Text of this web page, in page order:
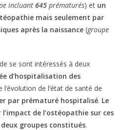
incluant645 prématurés) et un
mais seulement par
après la naissance (groupe
se sont intéressés à deux
d’hospitalisation des
l’évolution de l’état de santé de
par prématuré hospitalisé. Le
de l’ostéopathie sur ces
groupes constitués.